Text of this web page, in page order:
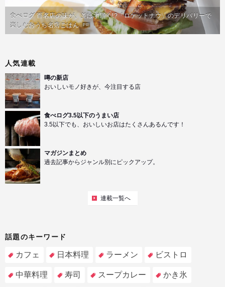
食べログ 百名店の味が、並ばず届く!?「ロケットナウ」のデリバリーで
楽しむおうち名店ごはん PR
人気連載
噂の新店
おいしいモノ好きが、今注目する店
食べログ3.5以下のうまい店
3.5以下でも、おいしいお店はたくさんあるんです！
マガジンまとめ
過去記事からジャンル別にピックアップ。
連載一覧へ
話題のキーワード
カフェ 日本料理 ラーメン ビストロ
中華料理 寿司 スープカレー かき氷